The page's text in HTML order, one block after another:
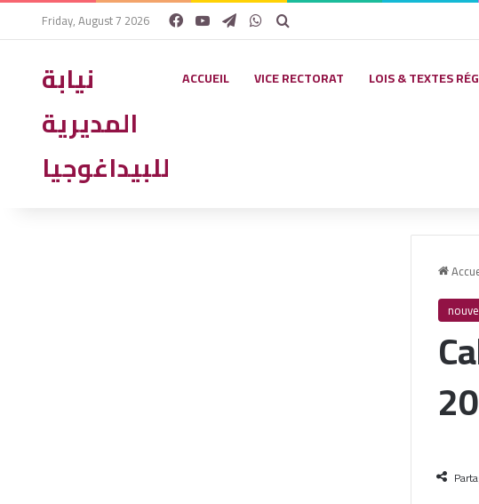
Friday, August 7 2026 FacebookYouTubeTelegramWhatsApp
Rechercher
نيابة
المديرية
للبيداغوجيا
ACCUEIL VICE RECTORAT LOIS & TEXTES